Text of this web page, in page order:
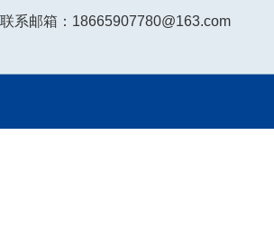
联系邮箱：18665907780@163.com